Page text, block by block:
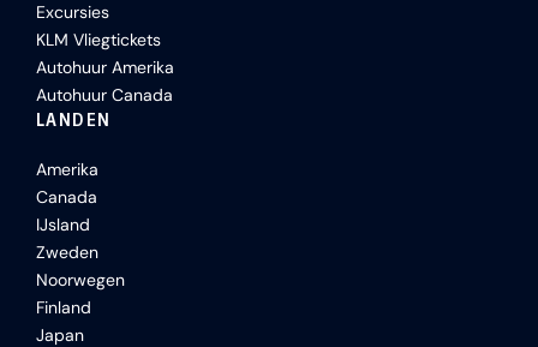
Excursies
KLM Vliegtickets
Autohuur Amerika
Autohuur Canada
LANDEN
Amerika
Canada
IJsland
Zweden
Noorwegen
Finland
Japan